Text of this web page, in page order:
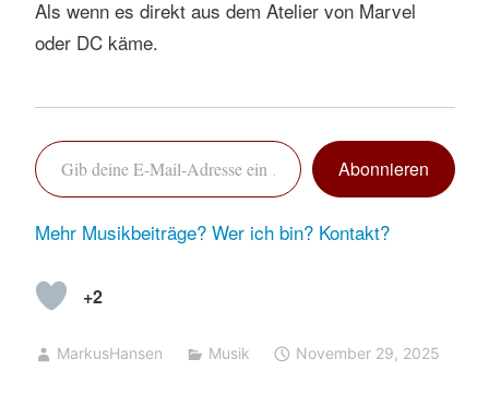
Als wenn es direkt aus dem Atelier von Marvel
oder DC käme.
Gib deine E-Mail-Adresse ein …
Abonnieren
Mehr Musikbeiträge? Wer ich bin? Kontakt?
+2
MarkusHansen Musik November 29, 2025